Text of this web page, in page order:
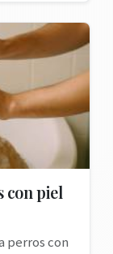
con piel
perros con